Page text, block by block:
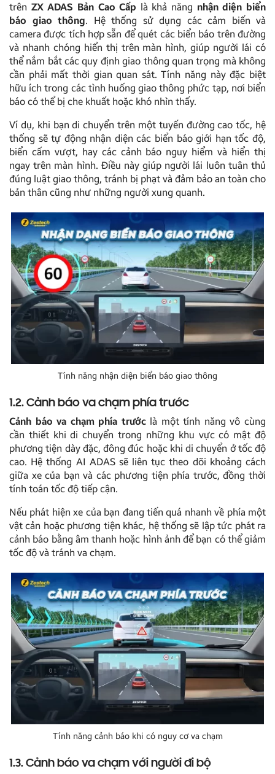
trên ZX ADAS Bản Cao Cấp là khả năng nhận diện biển
báo giao thông. Hệ thống sử dụng các cảm biến và
camera được tích hợp sẵn để quét các biển báo trên đường
và nhanh chóng hiển thị trên màn hình, giúp người lái có
thể nắm bắt các quy định giao thông quan trọng mà không
cần phải mất thời gian quan sát. Tính năng này đặc biệt
hữu ích trong các tình huống giao thông phức tạp, nơi biển
báo có thể bị che khuất hoặc khó nhìn thấy.
Ví dụ, khi bạn di chuyển trên một tuyến đường cao tốc, hệ
thống sẽ tự động nhận diện các biển báo giới hạn tốc độ,
biển cấm vượt, hay các cảnh báo nguy hiểm và hiển thị
ngay trên màn hình. Điều này giúp người lái luôn tuân thủ
đúng luật giao thông, tránh bị phạt và đảm bảo an toàn cho
bản thân cũng như những người xung quanh.
Tính năng nhận diện biển báo giao thông
1.2. Cảnh báo va chạm phía trước
Cảnh báo va chạm phía trướclà một tính năng vô cùng
cần thiết khi di chuyển trong những khu vực có mật độ
phương tiện dày đặc, đông đúc hoặc khi di chuyển ở tốc độ
cao. Hệ thống AI ADAS sẽ liên tục theo dõi khoảng cách
giữa xe của bạn và các phương tiện phía trước, đồng thời
tính toán tốc độ tiếp cận.
Nếu phát hiện xe của bạn đang tiến quá nhanh về phía một
vật cản hoặc phương tiện khác, hệ thống sẽ lập tức phát ra
cảnh báo bằng âm thanh hoặc hình ảnh để bạn có thể giảm
tốc độ và tránh va chạm.
Tính năng cảnh báo khi có nguy cơ va chạm
1.3. Cảnh báo va chạm với người đi bộ